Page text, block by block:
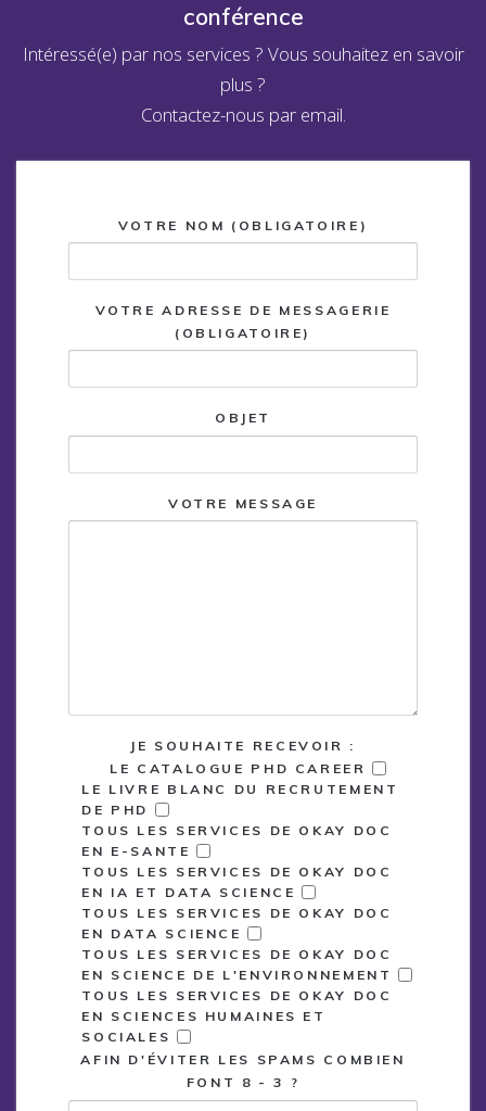
conférence
Intéressé(e) par nos services ? Vous souhaitez en savoir
plus ?
Contactez-nous par email.
VOTRE NOM (OBLIGATOIRE)
VOTRE ADRESSE DE MESSAGERIE
(OBLIGATOIRE)
OBJET
VOTRE MESSAGE
JE SOUHAITE RECEVOIR :
LE CATALOGUE PHD CAREER
LE LIVRE BLANC DU RECRUTEMENT
DE PHD
TOUS LES SERVICES DE OKAY DOC
EN E-SANTE
TOUS LES SERVICES DE OKAY DOC
EN IA ET DATA SCIENCE
TOUS LES SERVICES DE OKAY DOC
EN DATA SCIENCE
TOUS LES SERVICES DE OKAY DOC
EN SCIENCE DE L'ENVIRONNEMENT
TOUS LES SERVICES DE OKAY DOC
EN SCIENCES HUMAINES ET
SOCIALES
AFIN D'ÉVITER LES SPAMS COMBIEN
FONT 8 - 3 ?